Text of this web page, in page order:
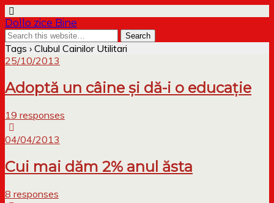
Dollo zice Bine
Tags › Clubul Cainilor Utilitari
25/10/2013
Adoptă un câine și dă-i o educație
19 responses
04/04/2013
Cui mai dăm 2% anul ăsta
8 responses